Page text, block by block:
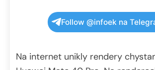
Follow @infoek na
Na internet unikly rendery